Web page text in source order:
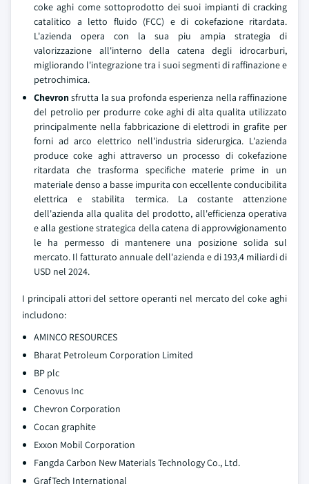
coke aghi come sottoprodotto dei suoi impianti di cracking
catalitico a letto fluido (FCC) e di cokefazione ritardata.
L'azienda opera con la sua piu ampia strategia di
valorizzazione all'interno della catena degli idrocarburi,
migliorando l'integrazione tra i suoi segmenti di raffinazione e
petrochimica.
Chevron sfrutta la sua profonda esperienza nella raffinazione
del petrolio per produrre coke aghi di alta qualita utilizzato
principalmente nella fabbricazione di elettrodi in grafite per
forni ad arco elettrico nell'industria siderurgica. L'azienda
produce coke aghi attraverso un processo di cokefazione
ritardata che trasforma specifiche materie prime in un
materiale denso a basse impurita con eccellente conducibilita
elettrica e stabilita termica. La costante attenzione
dell'azienda alla qualita del prodotto, all'efficienza operativa
e alla gestione strategica della catena di approvvigionamento
le ha permesso di mantenere una posizione solida sul
mercato. Il fatturato annuale dell'azienda e di 193,4 miliardi di
USD nel 2024.
I principali attori del settore operanti nel mercato del coke aghi
includono:
AMINCO RESOURCES
Bharat Petroleum Corporation Limited
BP plc
Cenovus Inc
Chevron Corporation
Cocan graphite
Exxon Mobil Corporation
Fangda Carbon New Materials Technology Co., Ltd.
GrafTech International